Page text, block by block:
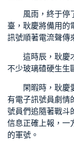
風雨，終于停
臺，耿慶將備用的
訊號順著電流聲傳
這時辰，耿慶
不少玻璃碴硬生生
閑暇時，耿慶
有電子訊號員劇情
號員們追隨著戰斗
信息正確上報，一
的軍號。